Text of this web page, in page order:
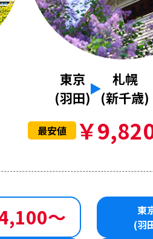
東京
(羽田)
札幌
(新千歳)
最安値 ￥
～
東
(羽